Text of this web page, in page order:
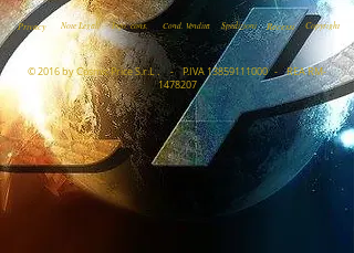
Privacy Note Legali Info. cons. Cond. Vendita Spedizioni Recessi Copyright
© 2016 by Cosmic Price S.r.L . - P.IVA 13859111000- REA RM-
1478207